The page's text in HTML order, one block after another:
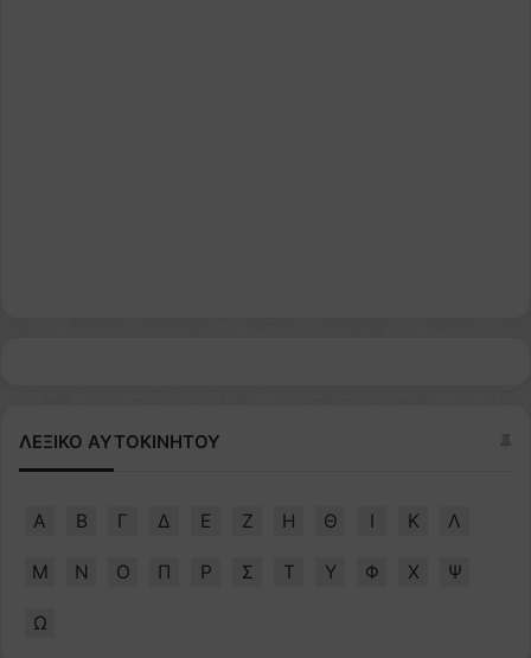
ΛΕΞΙΚΟ ΑΥΤΟΚΙΝΗΤΟΥ
Α Β Γ Δ Ε Ζ Η Θ Ι Κ Λ
Μ Ν Ο Π Ρ Σ Τ Υ Φ Χ Ψ
Ω